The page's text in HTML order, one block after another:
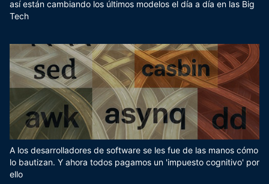
así están cambiando los últimos modelos el día a día en las Big
Tech
A los desarrolladores de software se les fue de las manos cómo
lo bautizan. Y ahora todos pagamos un 'impuesto cognitivo' por
ello